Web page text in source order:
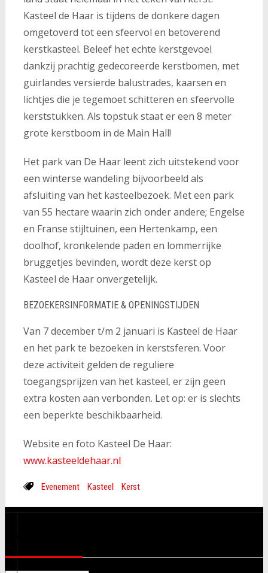
Kasteel de Haar is tijdens de donkere dagen
omgetoverd tot een sfeervol en betoverend
kerstkasteel. Beleef het echte kerstgevoel
dankzij prachtig gedecoreerde kerstbomen, met
guirlandes versierde balustrades, kaarsen en
lichtjes die je tegemoet schitteren en sfeervolle
kerststukken. Als topstuk staat er een 8 meter
grote kerstboom in de Main Hall!
Het park van De Haar leent zich uitstekend voor
een winterse wandeling bijvoorbeeld als
afsluiting van het kasteelbezoek. Met een park
van 55 hectare waarin zich onder andere; Engelse
en Franse stijltuinen, een Hertenkamp, een
doolhof, kronkelende paden en lommerrijke
bruggetjes bevinden, wordt deze kerst op
Kasteel de Haar onvergetelijk.
BEZOEKERSINFORMATIE & OPENINGSTIJDEN
Van 7 december t/m 2 januari is Kasteel de Haar
en het park te bezoeken in kerstsferen. Voor
deze activiteit gelden de reguliere
toegangsprijzen van het kasteel, er zijn geen
extra kosten aan verbonden. Let op: er is slechts
een beperkte beschikbaarheid.
Website en foto Kasteel De Haar:
www.kasteeldehaar.nl
Evenement Kasteel Kerst
CATEGORIEËN